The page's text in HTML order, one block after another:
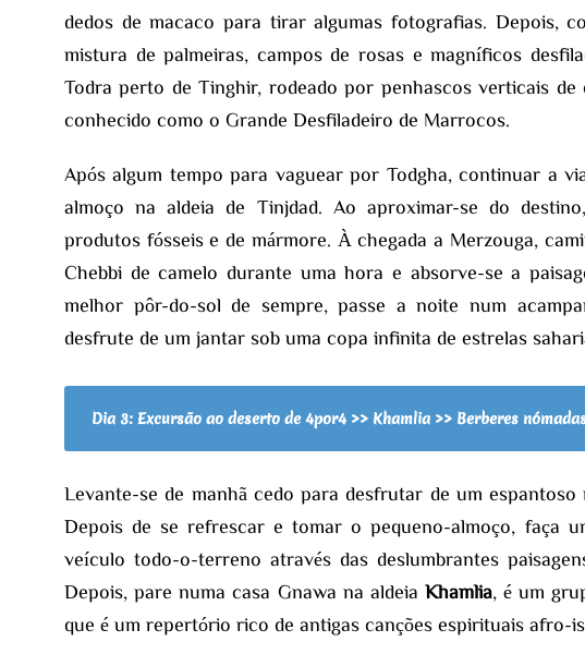
dedos de macaco para tirar algumas fotografias. Depois,
mistura de palmeiras, campos de rosas e magníficos
Todra perto de Tinghir, rodeado por penhascos verticais
conhecido como o Grande Desfiladeiro de Marrocos.
Após algum tempo para vaguear por Todgha, continuar a
almoço na aldeia de Tinjdad. Ao aproximar-se do
produtos fósseis e de mármore. À chegada a Merzouga,
Chebbi de camelo durante uma hora e absorve-se a
melhor pôr-do-sol de sempre, passe a noite num
desfrute de um jantar sob uma copa infinita de estrelas
Dia 3: Excursão ao deserto de 4por4 >> Khamlia >> Berberes
Levante-se de manhã cedo para desfrutar de um
Depois de se refrescar e tomar o pequeno-almoço, faça
veículo todo-o-terreno através das deslumbrantes
Depois, pare numa casa Gnawa na aldeia Khamlia, é um
que é um repertório rico de antigas canções espirituais afro-